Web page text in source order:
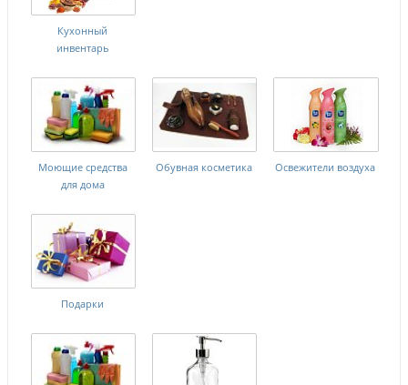
Кухонный
инвентарь
Моющие средства
для дома
Обувная косметика Освежители воздуха
Подарки